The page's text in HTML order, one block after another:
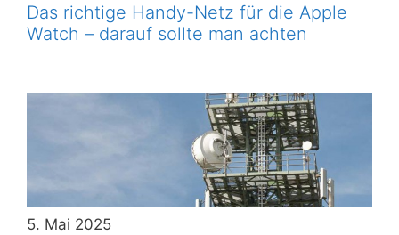
Das richtige Handy-Netz für die Apple
Watch – darauf sollte man achten
5. Mai 2025